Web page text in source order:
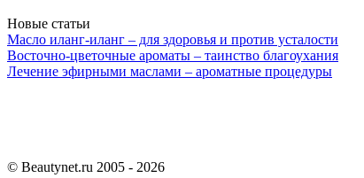
Новые статьи
Масло иланг-иланг – для здоровья и против усталости
Восточно-цветочные ароматы – таинство благоухания
Лечение эфирными маслами – ароматные процедуры
© Beautynet.ru 2005 - 2026